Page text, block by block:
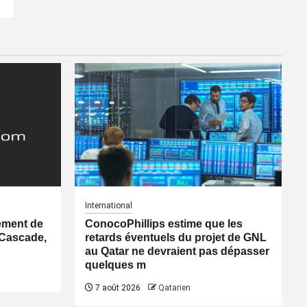
de
International
ConocoPhillips estime que les
retards éventuels du projet de GNL
au Qatar ne devraient pas dépasser
quelques m
7 août 2026 Qatarien